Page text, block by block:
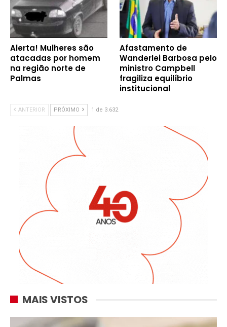
Alerta! Mulheres são
atacadas por homem
na região norte de
Palmas
Afastamento de
Wanderlei Barbosa pelo
ministro Campbell
fragiliza equilíbrio
institucional
ANTERIOR PRÓXIMO 1 de 3.632
MAIS VISTOS